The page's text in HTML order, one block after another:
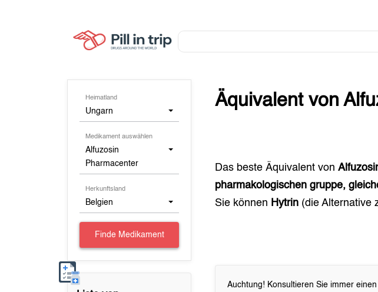
Heimatland
Ungarn
Medikament auswählen
Alfuzosin
Pharmacenter
Herkunftsland
Belgien
Finde Medikament
Äquivalent von
Das beste Äquivalent von
pharmakologischen gruppe,
Sie können Hytrin (die Alternative
Auchtung! Konsultieren Sie immer